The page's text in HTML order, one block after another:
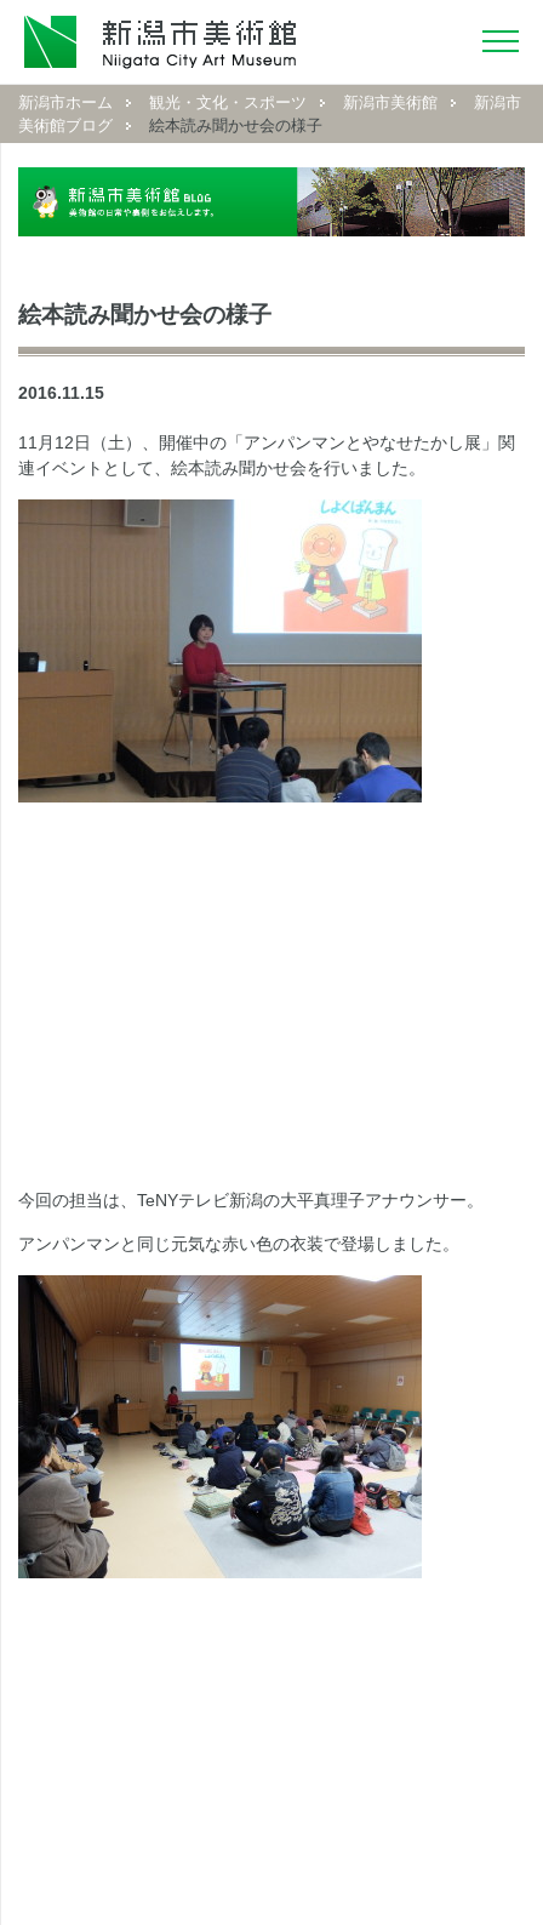
新潟市ホーム 観光・文化・スポーツ 新潟市美術館
新潟市
美術館ブログ
絵本読み聞かせ会の様子
絵本読み聞かせ会の様子
2016.11.15
11月12日（土）、開催中の「アンパンマンとやなせたかし展」関
連イベントとして、絵本読み聞かせ会を行いました。
今回の担当は、TeNYテレビ新潟の大平真理子アナウンサー。
アンパンマンと同じ元気な赤い色の衣装で登場しました。